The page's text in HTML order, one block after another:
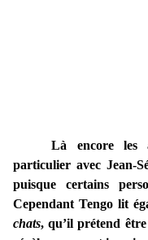
Là encore les
particulier avec Jean-
puisque certains
Cependant Tengo lit
chats, qu’il prétend